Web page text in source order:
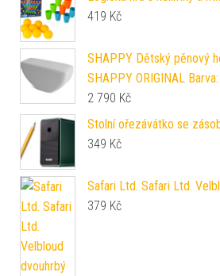
419 Kč
SHAPPY Dětský pěnový
SHAPPY ORIGINAL
2 790 Kč
Stolní ořezávátko se
349 Kč
Safari Ltd. Safari Ltd.
379 Kč